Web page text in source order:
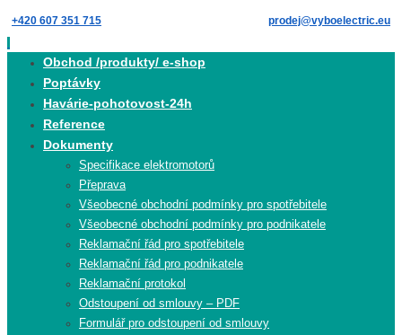
Skip
to
content
+420 607 351 715 prodej@vyboelectric.eu
Obchod /produkty/ e-shop
Poptávky
Havárie-pohotovost-24h
Reference
Dokumenty
Specifikace elektromotorů
Přeprava
Všeobecné obchodní podmínky pro spotřebitele
Všeobecné obchodní podmínky pro podnikatele
Reklamační řád pro spotřebitele
Reklamační řád pro podnikatele
Reklamační protokol
Odstoupení od smlouvy – PDF
Formulář pro odstoupení od smlouvy